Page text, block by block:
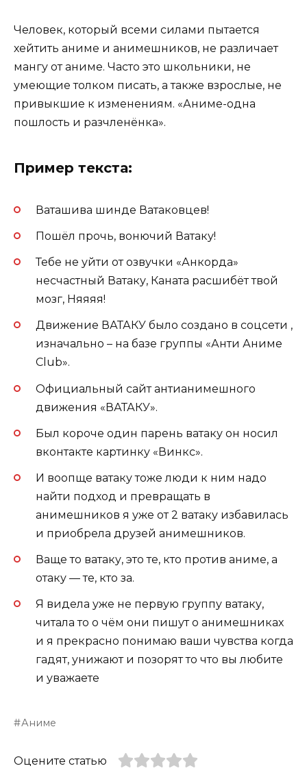
Человек, который всеми силами пытается
хейтить аниме и анимешников, не различает
мангу от аниме. Часто это школьники, не
умеющие толком писать, а также взрослые, не
привыкшие к изменениям. «Аниме-одна
пошлость и разчленёнка».
Пример текста:
Ваташива шинде Ватаковцев!
Пошёл прочь, вонючий Ватаку!
Тебе не уйти от озвучки «Анкорда»
несчастный Ватаку, Каната расшибёт твой
мозг, Няяяя!
Движение ВАТАКУ было создано в соцсети ,
изначально – на базе группы «Анти Аниме
Club».
Официальный сайт антианимешного
движения «ВАТАКУ».
Был короче один парень ватаку он носил
вконтакте картинку «Винкс».
И воопще ватаку тоже люди к ним надо
найти подход и превращать в
анимешников я уже от 2 ватаку избавилась
и приобрела друзей анимешников.
Ваще то ватаку, это те, кто против аниме, а
отаку — те, кто за.
Я видела уже не первую группу ватаку,
читала то о чём они пишут о анимешниках
и я прекрасно понимаю ваши чувства когда
гадят, унижают и позорят то что вы любите
и уважаете
Аниме
Оцените статью